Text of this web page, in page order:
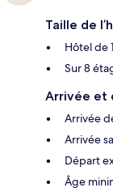
Taille de
Hôtel de
Sur 8
Arrivée et
Arrivée
Arrivée
Départ
Âge